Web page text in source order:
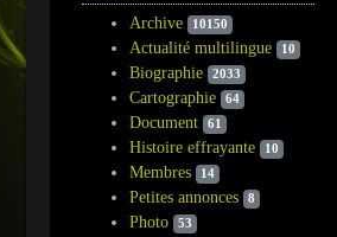
Archive
10150
Actualité multilingue 10
Biographie 2033
Cartographie 64
Document 61
Histoire effrayante 10
Membres 14
Petites annonces 8
Photo 53